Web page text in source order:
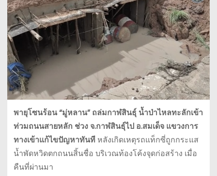
พายุโซนร้อน “มู่หลาน” ถล่มกาฬสินธุ์ น้ำป่าไหลทะลักเข้า
ท่วมถนนสายหลัก ช่วง จ.กาฬสินธุ์ไป อ.สมเด็จ แขวงการ
ทางเข้าแก้ไขปัญหาทันทีหลังเกิดเหตุรถแท็กซี่ถูกกระแส
น้ำพัดหวิดตกถนนสิ้นชื่อ บริเวณท้องโค้งจุดก่อสร้าง เมื่อ
คืนที่ผ่านมา